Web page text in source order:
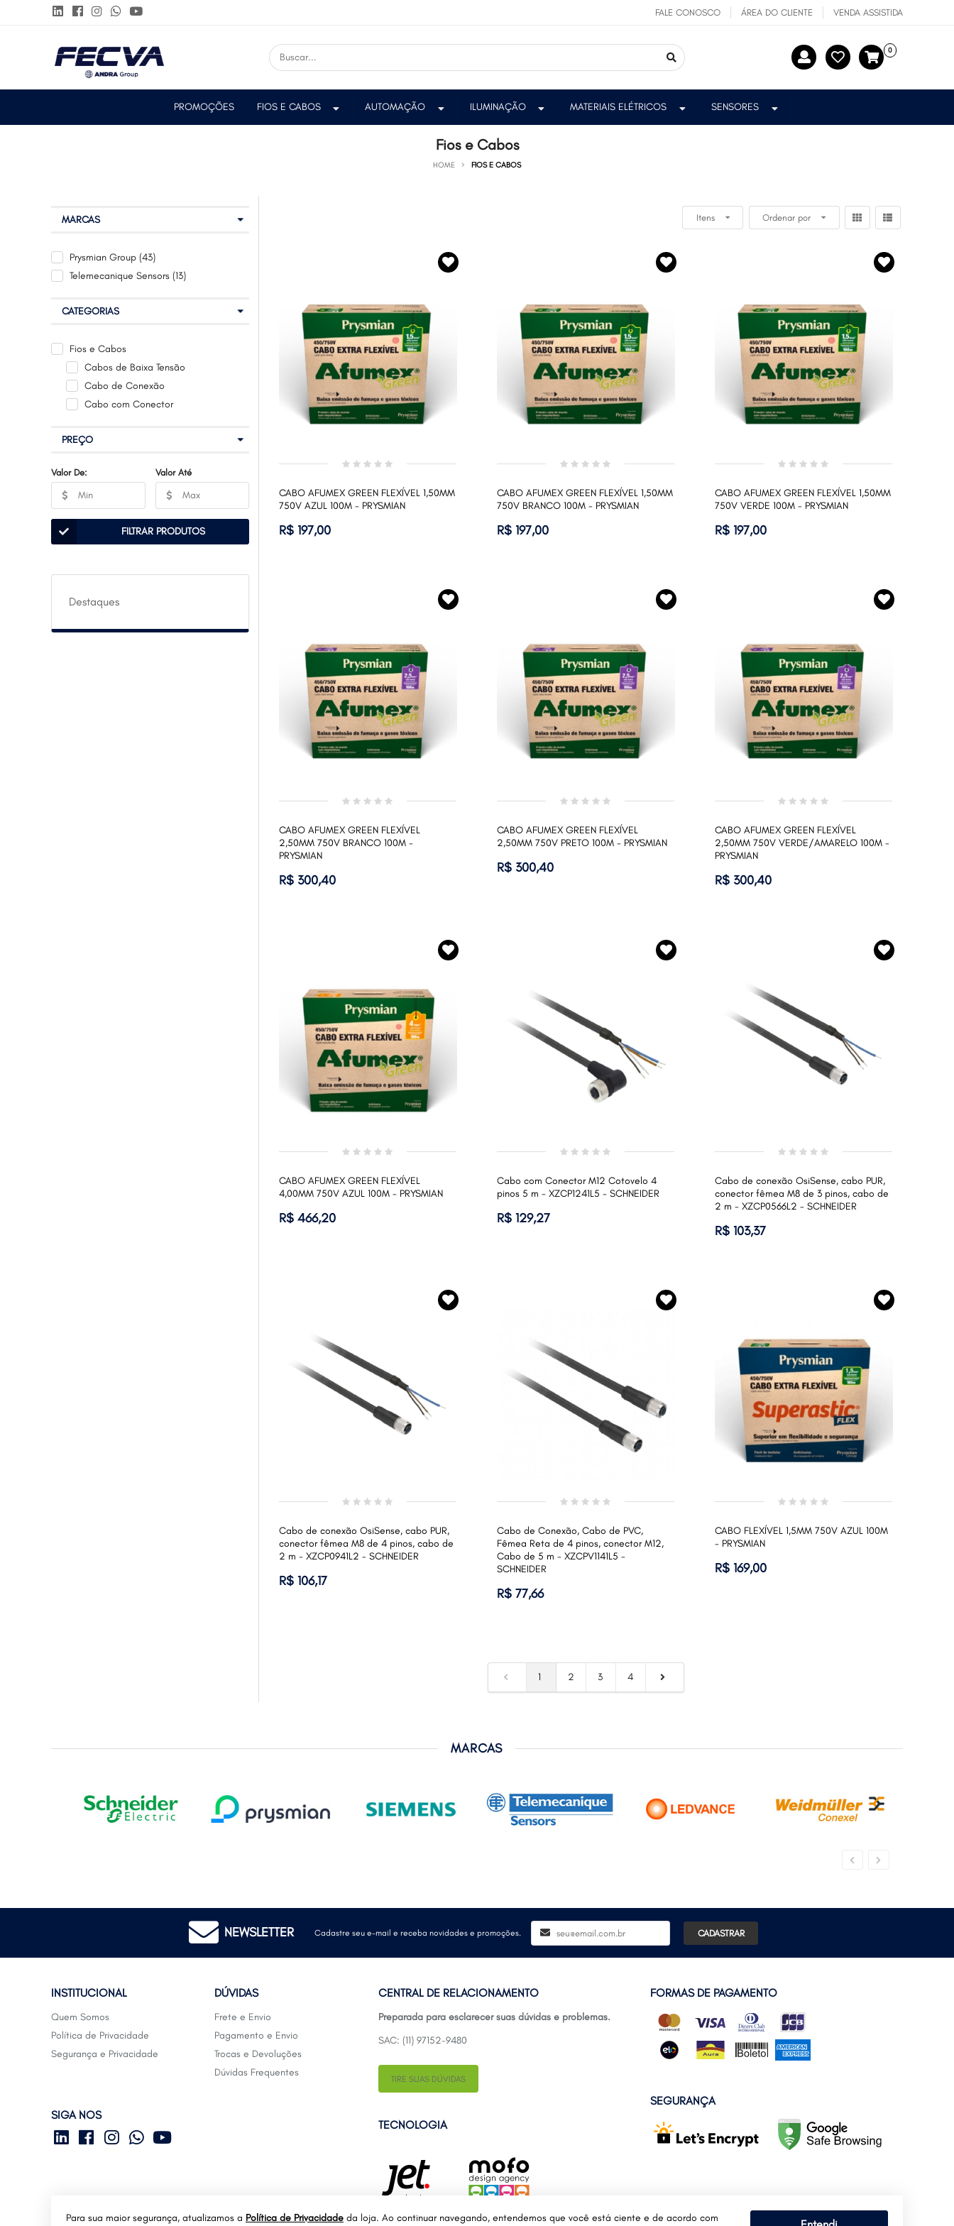
FALE CONOSCO ÁREA DO CLIENTE VENDA ASSISTIDA
0
PROMOÇÕES FIOS E CABOS AUTOMAÇÃO ILUMINAÇÃO MATERIAIS ELÉTRICOS SENSORES
Fios e Cabos
HOME FIOS E CABOS
MARCAS
Prysmian Group (43)
Telemecanique Sensors (13)
CATEGORIAS
Fios e Cabos
Cabos de Baixa Tensão
Cabo de Conexão
Cabo com Conector
PREÇO
Valor De: Valor Até
FILTRAR PRODUTOS
Destaques
Itens Ordenar por
CABO AFUMEX GREEN FLEXÍVEL 1,50MM
750V AZUL 100M - PRYSMIAN
R$ 197,00
CABO AFUMEX GREEN FLEXÍVEL 1,50MM
750V BRANCO 100M - PRYSMIAN
R$ 197,00
CABO AFUMEX GREEN FLEXÍVEL 1,50MM
750V VERDE 100M - PRYSMIAN
R$ 197,00
CABO AFUMEX GREEN FLEXÍVEL
2,50MM 750V BRANCO 100M -
PRYSMIAN
R$ 300,40
CABO AFUMEX GREEN FLEXÍVEL
2,50MM 750V PRETO 100M - PRYSMIAN
R$ 300,40
CABO AFUMEX GREEN FLEXÍVEL
2,50MM 750V VERDE/AMARELO 100M -
PRYSMIAN
R$ 300,40
CABO AFUMEX GREEN FLEXÍVEL
4,00MM 750V AZUL 100M - PRYSMIAN
R$ 466,20
Cabo com Conector M12 Cotovelo 4
pinos 5 m - XZCP1241L5 - SCHNEIDER
R$ 129,27
Cabo de conexão OsiSense, cabo PUR,
conector fêmea M8 de 3 pinos, cabo de
2 m - XZCP0566L2 - SCHNEIDER
R$ 103,37
Cabo de conexão OsiSense, cabo PUR,
conector fêmea M8 de 4 pinos, cabo de
2 m - XZCP0941L2 - SCHNEIDER
R$ 106,17
Cabo de Conexão, Cabo de PVC,
Fêmea Reta de 4 pinos, conector M12,
Cabo de 5 m - XZCPV1141L5 -
SCHNEIDER
R$ 77,66
CABO FLEXÍVEL 1,5MM 750V AZUL 100M
- PRYSMIAN
R$ 169,00
1 2 3 4
MARCAS
Para sua maior segurança, atualizamos a Política de Privacidade da loja. Ao continuar navegando, entendemos que você está ciente e de acordo com
NEWSLETTER Cadastre seu e-mail e receba novidades e promoções. CADASTRAR
INSTITUCIONAL
Quem Somos
Política de Privacidade
Segurança e Privacidade
DÚVIDAS
Frete e Envio
Pagamento e Envio
Trocas e Devoluções
Dúvidas Frequentes
SIGA NOS
CENTRAL DE RELACIONAMENTO
Preparada para esclarecer suas dúvidas e problemas.
SAC: (11) 97152-9480
TIRE SUAS DÚVIDAS
TECNOLOGIA
FORMAS DE PAGAMENTO
SEGURANÇA